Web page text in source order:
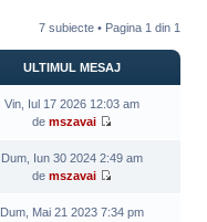
7 subiecte • Pagina 1 din 1
ULTIMUL MESAJ
Vin, Iul 17 2026 12:03 am
de mszavai
Dum, Iun 30 2024 2:49 am
de mszavai
Dum, Mai 21 2023 7:34 pm